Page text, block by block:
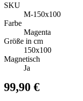
SKU
M-150x100
Farbe
Magenta
Größe in cm
150x100
Magnetisch
Ja
99,90 €